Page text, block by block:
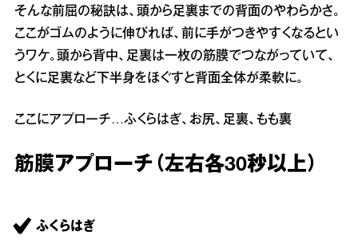
そんな前屈の秘訣は、頭から足裏までの背面のやわらかさ。
ここがゴムのように伸びれば、前に手がつきやすくなるとい
うワケ。頭から背中、足裏は一枚の筋膜でつながっていて、
とくに足裏など下半身をほぐすと背面全体が柔軟に。
ここにアプローチ…ふくらはぎ、お尻、足裏、もも裏
筋膜アプローチ（左右各30秒以上）
ふくらはぎ